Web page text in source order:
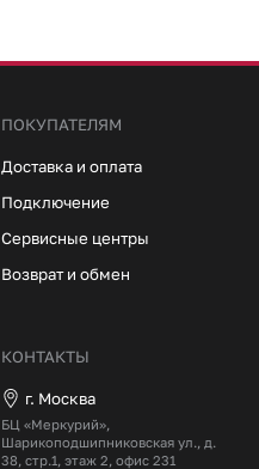
ПОКУПАТЕЛЯМ
Доставка и оплата
Подключение
Сервисные центры
Возврат и обмен
КОНТАКТЫ
г. Москва
БЦ «Меркурий»,
Шарикоподшипниковская ул., д.
38, стр.1, этаж 2, офис 231